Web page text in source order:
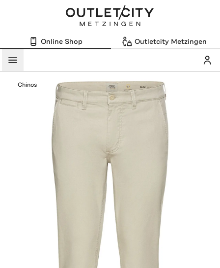
Online Shop Outletcity Metzingen
Menü
Chinos